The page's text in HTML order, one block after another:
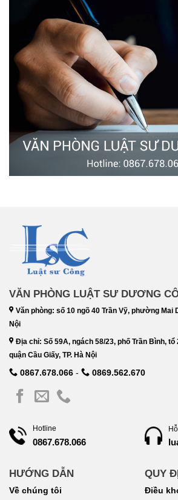
VĂN PHÒNG LUẬT SƯ DƯƠNG
Văn phòng: số 10 ngõ 40 Trần Vỹ, phường Mai
Nội
Địa chỉ: Số 59A, ngách 58/23, phố Trần Bình,
quận Cầu Giấy, TP. Hà Nội
0867.678.066 - 0869.562.670
Hotline
0867.678.066
HƯỚNG DẪN
Về chúng tôi
QUY
Điều